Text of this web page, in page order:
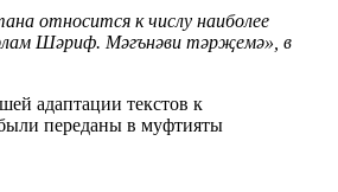
относится к числу наиболее
Шәриф. Мәгънәви тәрҗемә» , в
адаптации текстов к
переданы в муфтияты